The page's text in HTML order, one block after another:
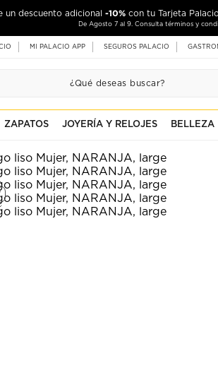
un descuento adicional -10% con tu Tarjeta
De Agosto 7 al 9. Consulta términos y
MI PALACIO APP SEGUROS PALACIO
ZAPATOS JOYERÍA Y RELOJES BELLEZA